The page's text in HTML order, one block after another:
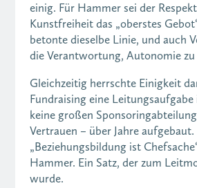
einig. Für Hammer sei der
Kunstfreiheit das „oberstes
betonte dieselbe Linie, und auch
die Verantwortung, Autonomie zu
Gleichzeitig herrschte Einigkeit
Fundraising eine
keine großen
Vertrauen – über Jahre aufgebaut.
„Beziehungsbildung ist
Hammer. Ein Satz, der zum
wurde.